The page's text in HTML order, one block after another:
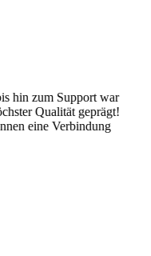
hin zum Support war
Qualität geprägt!
eine Verbindung